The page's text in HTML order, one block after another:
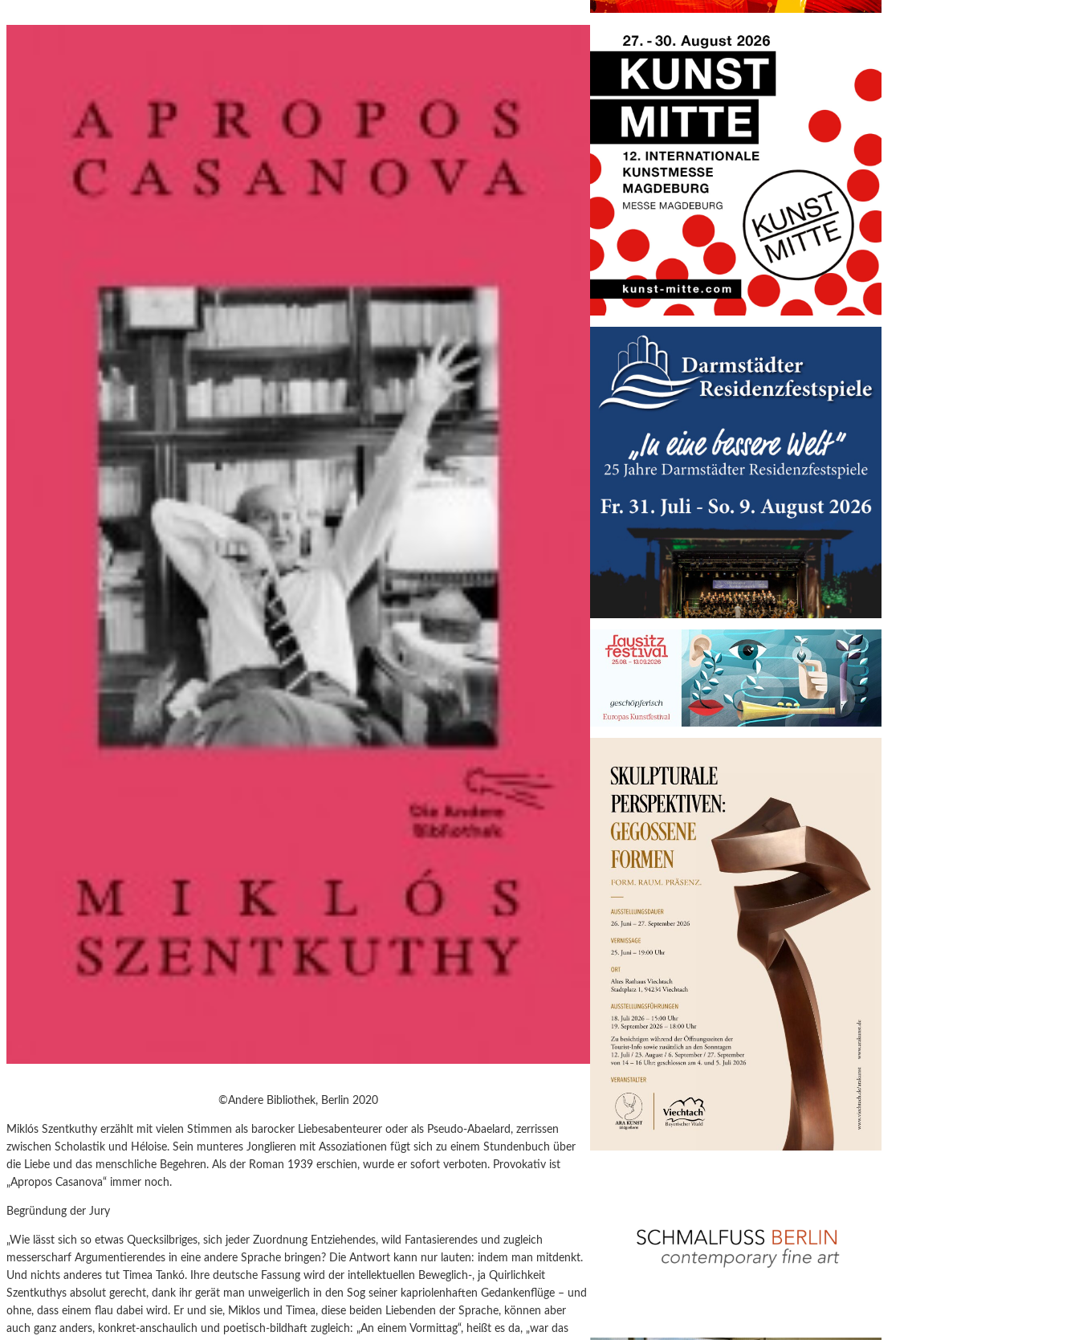
©Andere Bibliothek, Berlin 2020
Miklós Szentkuthy erzählt mit vielen Stimmen als barocker Liebesabenteurer oder als Pseudo-Abaelard, zerrissen
zwischen Scholastik und Héloise. Sein munteres Jonglieren mit Assoziationen fügt sich zu einem Stundenbuch über
die Liebe und das menschliche Begehren. Als der Roman 1939 erschien, wurde er sofort verboten. Provokativ ist
„Apropos Casanova“ immer noch.
Begründung der Jury
„Wie lässt sich so etwas Quecksilbriges, sich jeder Zuordnung Entziehendes, wild Fantasierendes und zugleich
messerscharf Argumentierendes in eine andere Sprache bringen? Die Antwort kann nur lauten: indem man mitdenkt.
Und nichts anderes tut Timea Tankó. Ihre deutsche Fassung wird der intellektuellen Beweglich-, ja Quirlichkeit
Szentkuthys absolut gerecht, dank ihr gerät man unweigerlich in den Sog seiner kapriolenhaften Gedankenflüge – und
ohne, dass einem flau dabei wird. Er und sie, Miklos und Timea, diese beiden Liebenden der Sprache, können aber
auch ganz anders, konkret-anschaulich und poetisch-bildhaft zugleich: „An einem Vormittag“, heißt es da, „war das